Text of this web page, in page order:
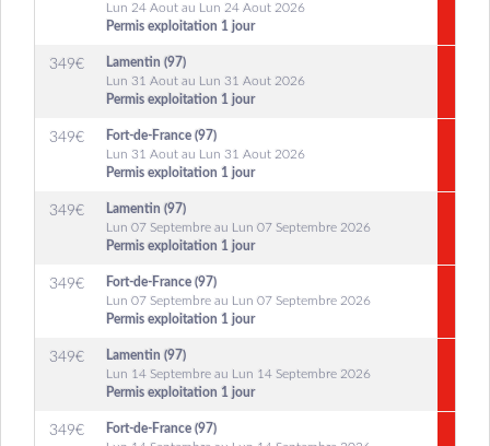
Lun 24 Aout au Lun 24 Aout 2026
Permis exploitation 1 jour
349€
Lamentin (97)
Lun 31 Aout au Lun 31 Aout 2026
Permis exploitation 1 jour
349€
Fort-de-France (97)
Lun 31 Aout au Lun 31 Aout 2026
Permis exploitation 1 jour
349€
Lamentin (97)
Lun 07 Septembre au Lun 07 Septembre 2026
Permis exploitation 1 jour
349€
Fort-de-France (97)
Lun 07 Septembre au Lun 07 Septembre 2026
Permis exploitation 1 jour
349€
Lamentin (97)
Lun 14 Septembre au Lun 14 Septembre 2026
Permis exploitation 1 jour
349€
Fort-de-France (97)